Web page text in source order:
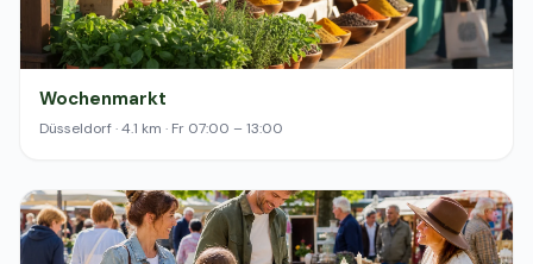
Wochenmarkt
Düsseldorf · 4.1 km · Fr 07:00 – 13:00